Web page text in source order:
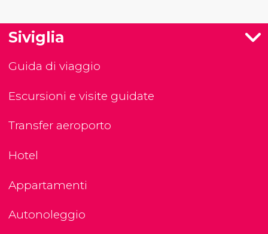
Siviglia
Guida di viaggio
Escursioni e visite guidate
Transfer aeroporto
Hotel
Appartamenti
Autonoleggio